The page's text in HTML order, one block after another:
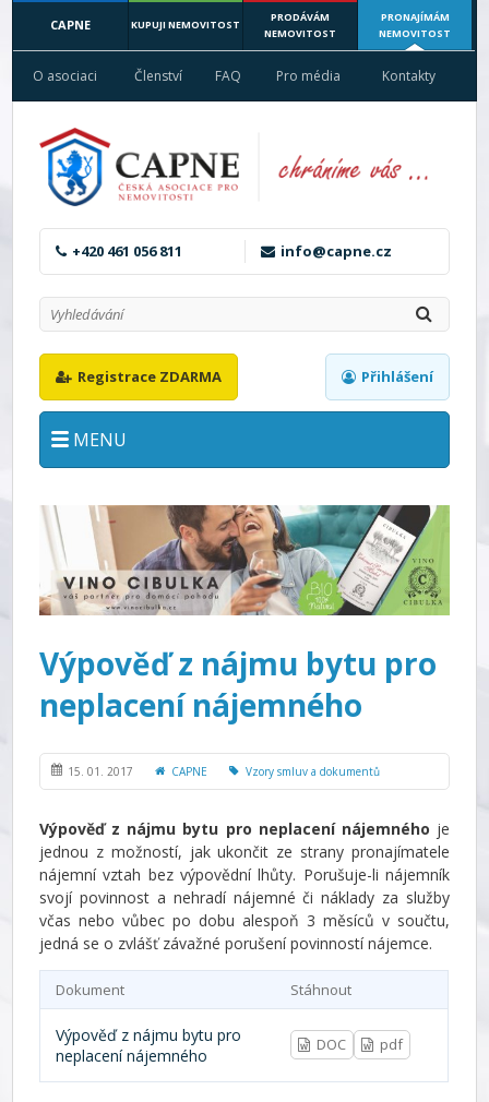
CAPNE KUPUJI NEMOVITOST
PRODÁVÁM
NEMOVITOST
PRONAJÍMÁM
NEMOVITOST
O asociaci Členství FAQ Pro média Kontakty
+420 461 056 811 info@capne.cz
Registrace ZDARMA Přihlášení
MENU
Výpověď z nájmu bytu pro
neplacení nájemného
15. 01. 2017 CAPNE Vzory smluv a dokumentů
Výpověď z nájmu bytu pro neplacení nájemného je
jednou z možností, jak ukončit ze strany pronajímatele
nájemní vztah bez výpovědní lhůty. Porušuje-li nájemník
svojí povinnost a nehradí nájemné či náklady za služby
včas nebo vůbec po dobu alespoň 3 měsíců v součtu,
jedná se o zvlášť závažné porušení povinností nájemce.
Dokument Stáhnout
Výpověď z nájmu bytu pro
neplacení nájemného
DOC pdf